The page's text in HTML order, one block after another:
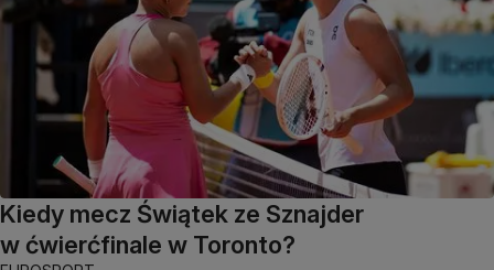
Kiedy mecz Świątek ze Sznajder
w ćwierćfinale w Toronto?